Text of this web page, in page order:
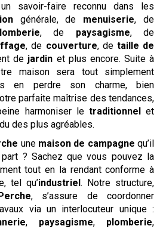
savoir-faire reconnu dans les
générale, de menuiserie, de
, de paysagisme, de
, de couverture, de taille de
de jardin et plus encore. Suite à
maison sera tout simplement
en perdre son charme, bien
parfaite maîtrise des tendances,
harmoniser le traditionnel
et
des plus agréables.
une maison de campagne qu’il
? Sachez que vous pouvez la
tout en la rendant conforme à
tel qu’industriel . Notre structure,
, s’assure de coordonner
via un interlocuteur unique :
, paysagisme, plomberie,